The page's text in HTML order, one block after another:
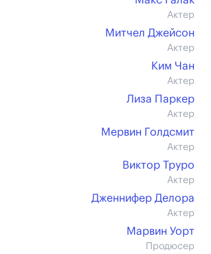
Актер
Митчел Джейсон
Актер
Ким Чан
Актер
Лиза Паркер
Актер
Мервин Голдсмит
Актер
Виктор Труро
Актер
Дженнифер Делора
Актер
Марвин Уорт
Продюсер